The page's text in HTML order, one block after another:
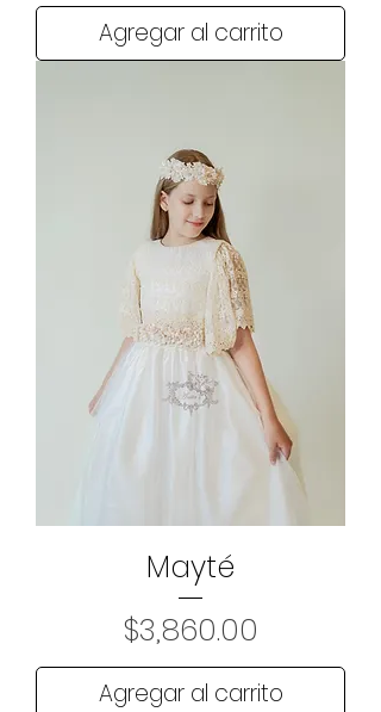
Agregar al carrito
Mayté
Precio
$3,860.00
Agregar al carrito